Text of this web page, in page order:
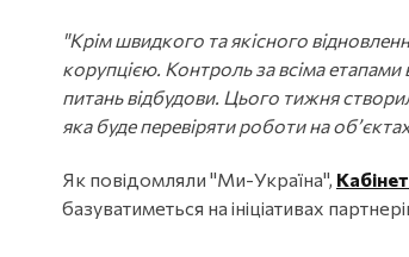
"Крім швидкого та якісного
корупцією. Контроль за всіма
питань відбудови. Цього тижня
яка буде перевіряти роботи на
Як повідомляли "Ми-Україна",
базуватиметься на ініціативах